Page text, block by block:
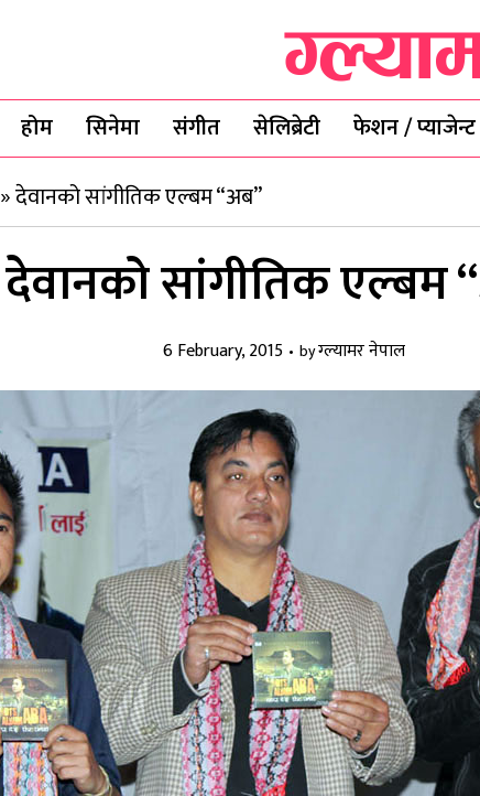
होम सिनेमा संगीत सेलिब्रेटी फेशन / प्याजेन्ट
»देवानको सांगीतिक एल्बम “अब”
देवानको सांगीतिक एल्बम
6 February, 2015 byग्ल्यामर नेपाल